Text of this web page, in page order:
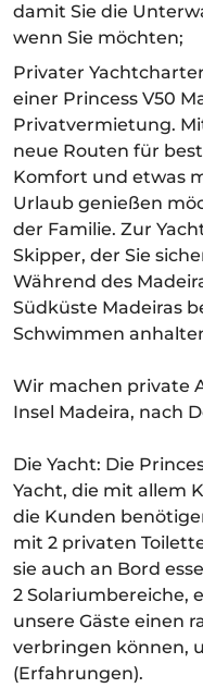
damit Sie die
wenn Sie möchten;
Privater
einer Princess V50
Privatvermietung.
neue Routen für
Komfort und etwas
Urlaub genießen
der Familie. Zur
Skipper, der Sie
Während des
Südküste Madeiras
Schwimmen
Wir machen private
Insel Madeira, nach
Die Yacht: Die
Yacht, die mit allem
die Kunden
mit 2 privaten
sie auch an Bord
2 Solariumbereiche,
unsere Gäste einen
verbringen können,
(Erfahrungen).